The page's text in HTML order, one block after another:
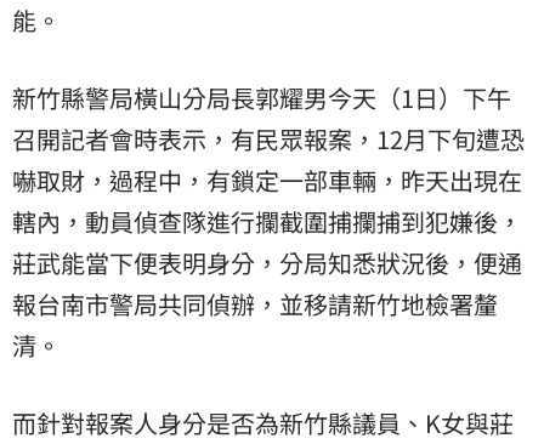
能。
新竹縣警局橫山分局長郭耀男今天（1日）下午
召開記者會時表示，有民眾報案，12月下旬遭恐
嚇取財，過程中，有鎖定一部車輛，昨天出現在
轄內，動員偵查隊進行攔截圍捕攔捕到犯嫌後，
莊武能當下便表明身分，分局知悉狀況後，便通
報台南市警局共同偵辦，並移請新竹地檢署釐
清。
而針對報案人身分是否為新竹縣議員、K女與莊